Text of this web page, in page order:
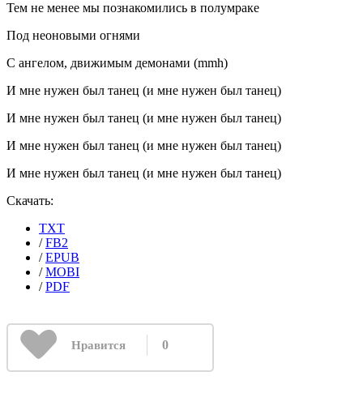
Тем не менее мы познакомились в полумраке
Под неоновыми огнями
С ангелом, движимым демонами (mmh)
И мне нужен был танец (и мне нужен был танец)
И мне нужен был танец (и мне нужен был танец)
И мне нужен был танец (и мне нужен был танец)
И мне нужен был танец (и мне нужен был танец)
Скачать:
TXT
/FB2
/EPUB
/MOBI
/PDF
Нравится 0